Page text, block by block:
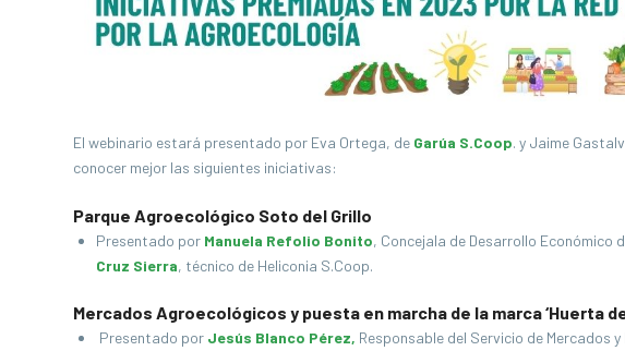
El webinario estará presentado por Eva Ortega, de Garúa S.Coop. y Jaime
conocer mejor las siguientes iniciativas:
Parque Agroecológico Soto del Grillo
Presentado por Manuela Refolio Bonito, Concejala de Desarrollo Económico
Cruz Sierra, técnico de Heliconia S.Coop.
Mercados Agroecológicos y puesta en marcha de la marca ‘Huerta
Presentado por Jesús Blanco Pérez, Responsable del Servicio de Mercados